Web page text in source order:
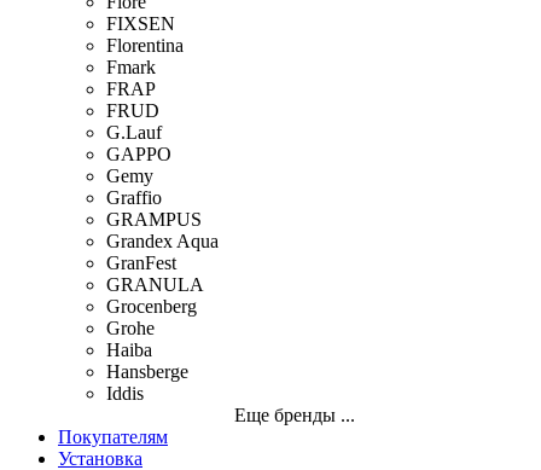
FIXSEN
Florentina
Fmark
FRAP
FRUD
G.Lauf
GAPPO
Gemy
Graffio
GRAMPUS
Grandex Aqua
GranFest
GRANULA
Grocenberg
Grohe
Haiba
Hansberge
Iddis
Еще бренды ...
Покупателям
Установка